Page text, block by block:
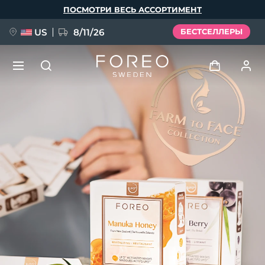
ПОСМОТРИ ВЕСЬ АССОРТИМЕНТ
US 8/11/26 БЕСТСЕЛЛЕРЫ
Войти
Профиль пользователя
Мои приборы
Мои заказы
Мои адреса
Мои подписки
FAQ™ Pure Beauty-Tech Elixir
BREAKING NEWS
issa™ Teeth Whitening Set
English Deutsch
Español
Français
Italiano
Português
Polski
Svenska
Русский
简体中文 繁體中文